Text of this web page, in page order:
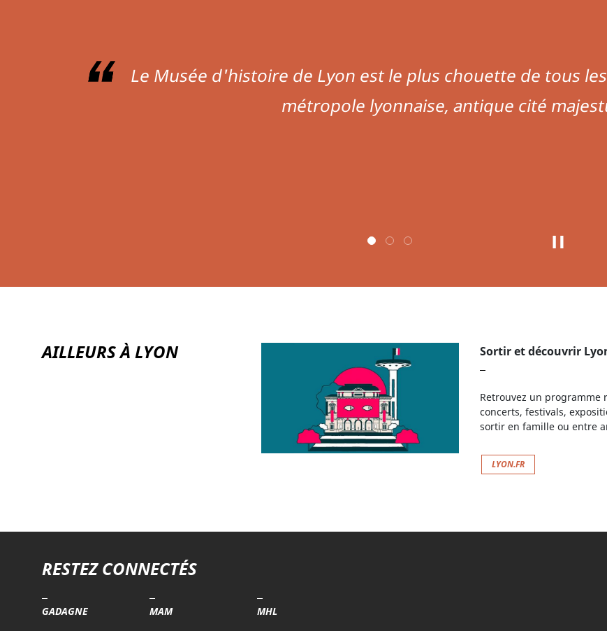
retrouvé dans un musée exceptionnellement organisé dans un
Renaissance rénové à la perfection. On admire la qualité des
fenêtres et de la préservation de ce joyau du vieux Lyon. Pour les
AILLEURS À LYON Sortir et découvrir
Retrouvez un programme
concerts, festivals,
sortir en famille ou entre
LYON.FR
RESTEZ CONNECTÉS
GADAGNE MAM MHL